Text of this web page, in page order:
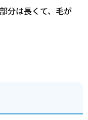
分は長くて、毛が